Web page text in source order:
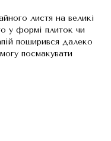
листя на великі
у формі плиток чи
поширився далеко
посмакувати